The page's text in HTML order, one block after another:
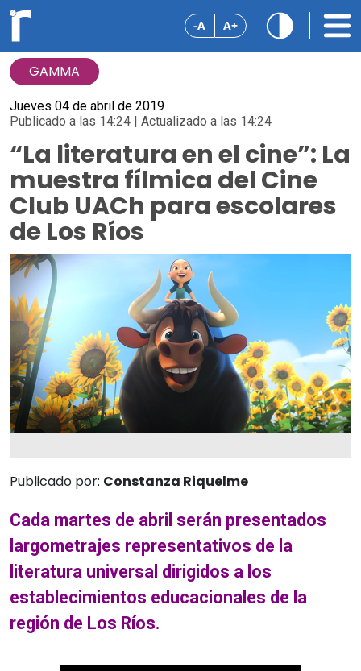
-A A+
GAMMA
Jueves 04 de abril de 2019
Publicado a las 14:24 | Actualizado a las 14:24
“La literatura en el cine”: La
muestra fílmica del Cine
Club UACh para escolares
de Los Ríos
Publicado por: Constanza Riquelme
Cada martes de abril serán presentados
largometrajes representativos de la
literatura universal dirigidos a los
establecimientos educacionales de la
región de Los Ríos.